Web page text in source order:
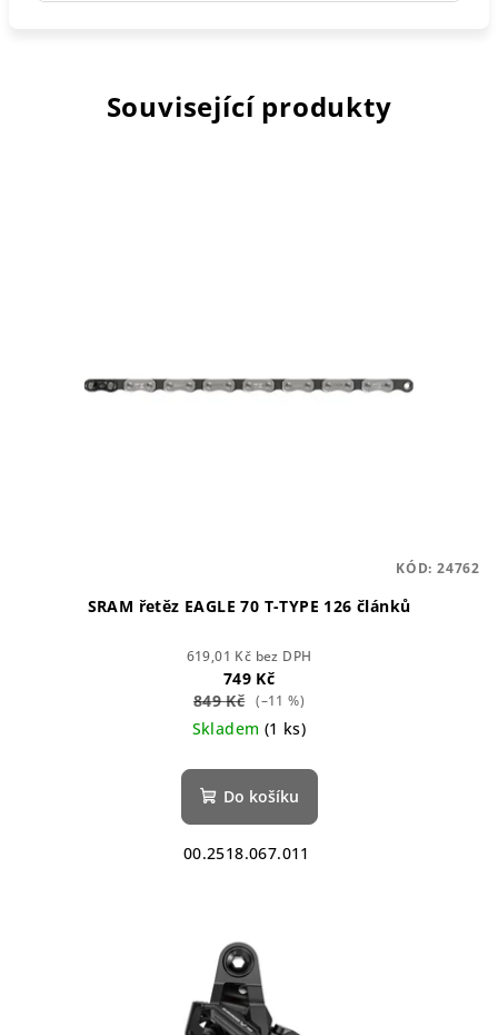
Související produkty
SRAM řetěz EAGLE 70 T-TYPE 126 článků
619,01 Kč bez DPH
749 Kč
849 Kč (–11 %)
Skladem (1 ks)
Do košíku
00.2518.067.011
KÓD: 24762